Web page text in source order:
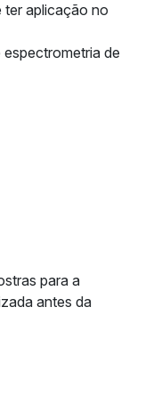
ter aplicação no
de
para a
antes da